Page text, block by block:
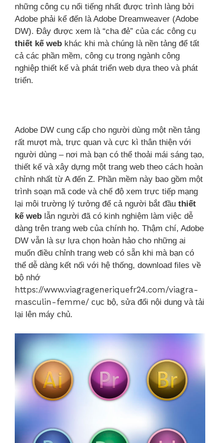
những công cụ nổi tiếng nhất được trình làng bởi
Adobe phải kể đến là Adobe Dreamweaver (Adobe
DW). Đây được xem là “cha đẻ” của các công cụ
thiết kế web khác khi mà chúng là nền tảng để tất
cả các phần mềm, công cụ trong ngành công
nghiệp thiết kế và phát triển web dựa theo và phát
triển.
Adobe DW cung cấp cho người dùng một nền tảng
rất mượt mà, trực quan và cực kì thân thiện với
người dùng – nơi mà bạn có thể thoải mái sáng tạo,
thiết kế và xây dựng một trang web theo cách hoàn
chỉnh nhất từ A đến Z. Phần mềm này bao gồm một
trình soạn mã code và chế độ xem trực tiếp mạng
lại môi trường lý tưởng để cả người bắt đầu thiết
kế web lẫn người đã có kinh nghiệm làm việc dễ
dàng trên trang web của chính họ. Thậm chí, Adobe
DW vẫn là sự lựa chọn hoàn hảo cho những ai
muốn điều chỉnh trang web có sẵn khi mà bạn có
thể dễ dàng kết nối với hệ thống, download files về
bộ nhớ
https://www.viagrageneriquefr24.com/viagra-
masculin-femme/ cục bộ, sửa đổi nội dung và tải
lại lên máy chủ.